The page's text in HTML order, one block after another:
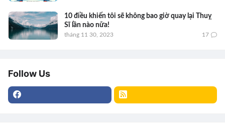
10 điều khiến tôi sẽ không bao giờ quay lại Thuỵ
Sĩ lần nào nữa!
tháng 11 30, 2023 17
Follow Us